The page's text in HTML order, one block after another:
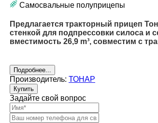
Самосвальные полуприцепы
Предлагается тракторный прицеп
стенкой для подпрессовки силоса и
вместимость 26,9 m³, совместим с
Подробнее...
Производитель: ТОНАР
Купить
Задайте свой вопрос